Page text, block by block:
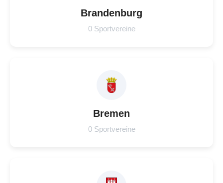
Brandenburg
0 Sportvereine
Bremen
0 Sportvereine